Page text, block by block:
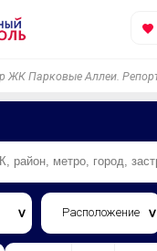
ЖК Парковые Аллеи.
Расположение